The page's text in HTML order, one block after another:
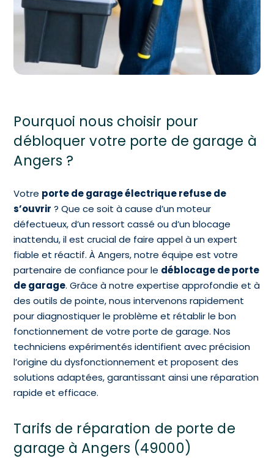
Pourquoi nous choisir pour
débloquer votre porte de garage à
Angers ?
Votre porte de garage électrique refuse de
s’ouvrir ? Que ce soit à cause d’un moteur
défectueux, d’un ressort cassé ou d’un blocage
inattendu, il est crucial de faire appel à un expert
fiable et réactif. À Angers, notre équipe est votre
partenaire de confiance pour le déblocage de porte
de garage. Grâce à notre expertise approfondie et à
des outils de pointe, nous intervenons rapidement
pour diagnostiquer le problème et rétablir le bon
fonctionnement de votre porte de garage. Nos
techniciens expérimentés identifient avec précision
l’origine du dysfonctionnement et proposent des
solutions adaptées, garantissant ainsi une réparation
rapide et efficace.
Tarifs de réparation de porte de
garage à Angers (49000)